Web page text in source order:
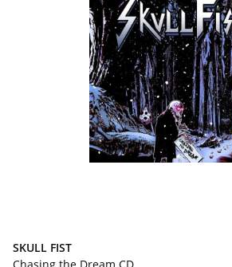
SKULL FIST